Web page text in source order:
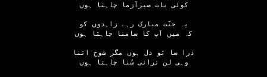
کوئی بات صبرآزما چاہتا ہوں
یہ جنّت مبارک رہے زاہدوں کو
کہ میں آپ کا سامنا چاہتا ہوں
ذرا سا تو دل ہوں مگر شوخ اتنا
وہی لن ترانی سُنا چاہتا ہوں